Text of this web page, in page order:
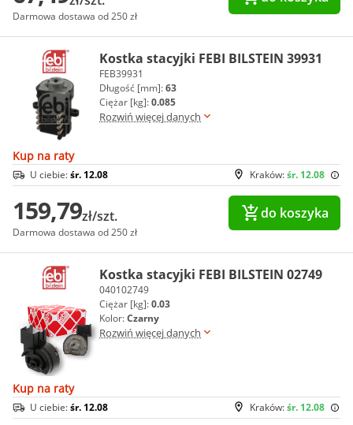
Darmowa dostawa od 250 zł
Kostka stacyjki FEBI BILSTEIN 39931
FEB39931
Długość [mm]:63
Ciężar [kg]:0.085
Rozwiń więcej danych
Kup na raty
Kraków:śr. 12.08
U ciebie:śr. 12.08
159,79zł/szt.
Darmowa dostawa od 250 zł
do koszyka
Kostka stacyjki FEBI BILSTEIN 02749
040102749
Ciężar [kg]:0.03
Kolor:Czarny
Rozwiń więcej danych
Kup na raty
Kraków:śr. 12.08
U ciebie:śr. 12.08